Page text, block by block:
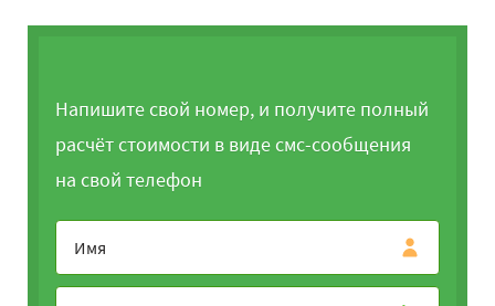
Напишите свой номер, и получите полный
расчёт стоимости в виде смс-сообщения
на свой телефон